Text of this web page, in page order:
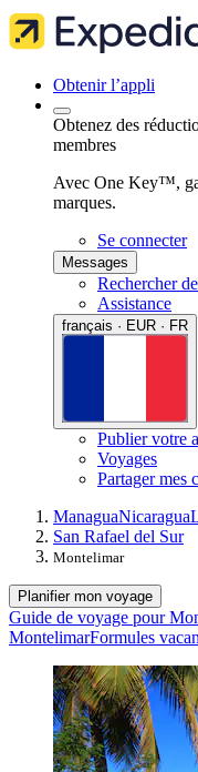
Obtenir l’appli
Obtenez des
membres
Avec One Key™,
marques.
Se connecter
Messages
Rechercher
Assistance
français · EUR · FR
Publier votre
Voyages
Partager mes
ManaguaNicaragua
San Rafael del Sur
Montelimar
Planifier mon voyage
Guide de voyage pour
MontelimarFormules